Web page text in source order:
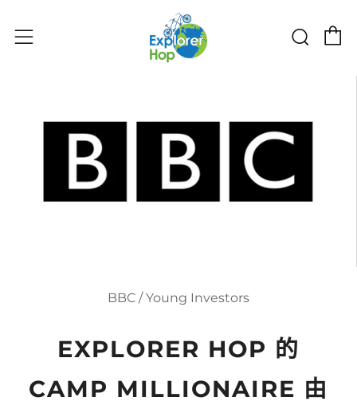
菜单 搜索
BBC / Young Investors
EXPLORER HOP 的
CAMP MILLIONAIRE 由